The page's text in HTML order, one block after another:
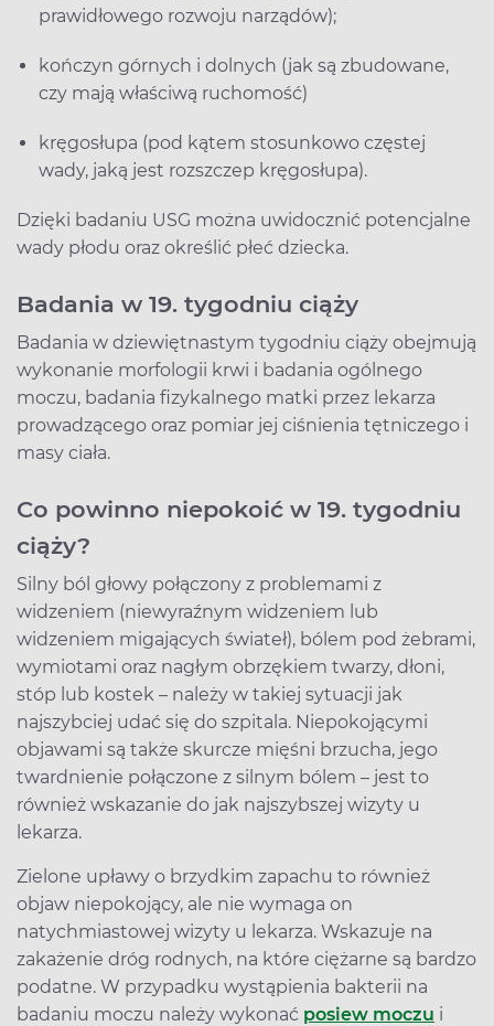
prawidłowego rozwoju narządów);
kończyn górnych i dolnych (jak są zbudowane,
czy mają właściwą ruchomość)
kręgosłupa (pod kątem stosunkowo częstej
wady, jaką jest rozszczep kręgosłupa).
Dzięki badaniu USG można uwidocznić potencjalne
wady płodu oraz określić płeć dziecka.
Badania w 19. tygodniu ciąży
Badania w dziewiętnastym tygodniu ciąży obejmują
wykonanie morfologii krwi i badania ogólnego
moczu, badania fizykalnego matki przez lekarza
prowadzącego oraz pomiar jej ciśnienia tętniczego i
masy ciała.
Co powinno niepokoić w 19. tygodniu
ciąży?
Silny ból głowy połączony z problemami z
widzeniem (niewyraźnym widzeniem lub
widzeniem migających świateł), bólem pod żebrami,
wymiotami oraz nagłym obrzękiem twarzy, dłoni,
stóp lub kostek – należy w takiej sytuacji jak
najszybciej udać się do szpitala. Niepokojącymi
objawami są także skurcze mięśni brzucha, jego
twardnienie połączone z silnym bólem – jest to
również wskazanie do jak najszybszej wizyty u
lekarza.
Zielone upławy o brzydkim zapachu to również
objaw niepokojący, ale nie wymaga on
natychmiastowej wizyty u lekarza. Wskazuje na
zakażenie dróg rodnych, na które ciężarne są bardzo
podatne. W przypadku wystąpienia bakterii na
badaniu moczu należy wykonać posiew moczu i